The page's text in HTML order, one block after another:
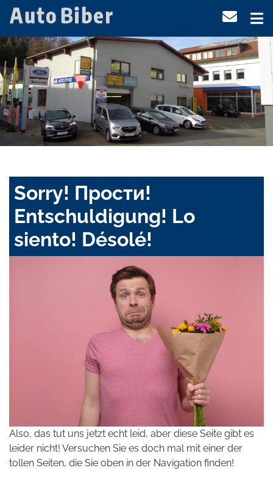
Sorry! Прости!
Entschuldigung! Lo
siento! Désolé!
Also, das tut uns jetzt echt leid, aber diese Seite gibt es
leider nicht! Versuchen Sie es doch mal mit einer der
tollen Seiten, die Sie oben in der Navigation finden!